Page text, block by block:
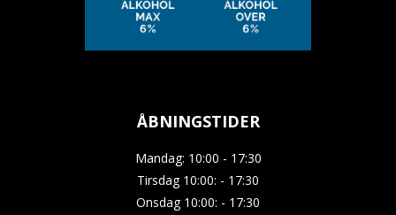
ÅBNINGSTIDER
Mandag: 10:00 - 17:30
Tirsdag 10:00: - 17:30
Onsdag 10:00: - 17:30